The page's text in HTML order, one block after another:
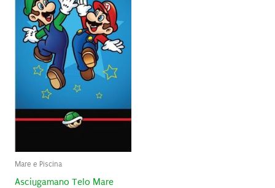
Mare e Piscina
Asciugamano Telo Mare